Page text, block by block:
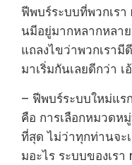
ฟีพบร์ระบบที่พวกเร
นมีอยู่มากหลากหลา
แถลงไขว่าพวกเรามี
มาเริ่มกันเลยดีกว่า เ
– ฟีพบร์ระบบใหม่แร
คือ การเลือกหมวดห
ที่สุด ไม่ว่าทุกท่านจะ
มอะไร ระบบของเร